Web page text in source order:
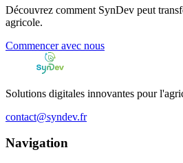
Découvrez comment SynDev peut
agricole.
Commencer avec nous
Solutions digitales innovantes pour
contact@syndev.fr
Navigation